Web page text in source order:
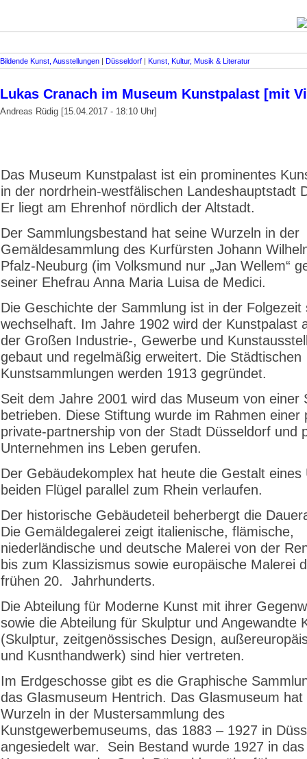
Bildende Kunst, Ausstellungen | Düsseldorf | Kunst, Kultur, Musik & Literatur
Lukas Cranach im Museum Kunstpalast [mit
Andreas Rüdig [15.04.2017 - 18:10 Uhr]
Das Museum Kunstpalast ist ein prominentes
in der nordrhein-westfälischen Landeshauptstadt
Er liegt am Ehrenhof nördlich der Altstadt.
Der Sammlungsbestand hat seine Wurzeln in der
Gemäldesammlung des Kurfürsten Johann
Pfalz-Neuburg (im Volksmund nur „Jan Wellem“
seiner Ehefrau Anna Maria Luisa de Medici.
Die Geschichte der Sammlung ist in der Folgezeit
wechselhaft. Im Jahre 1902 wird der Kunstpalast
der Großen Industrie-, Gewerbe und
gebaut und regelmäßig erweitert. Die Städtischen
Kunstsammlungen werden 1913 gegründet.
Seit dem Jahre 2001 wird das Museum von einer
betrieben. Diese Stiftung wurde im Rahmen einer
private-partnership von der Stadt Düsseldorf und
Unternehmen ins Leben gerufen.
Der Gebäudekomplex hat heute die Gestalt eines
beiden Flügel parallel zum Rhein verlaufen.
Der historische Gebäudeteil beherbergt die
Die Gemäldegalerei zeigt italienische, flämische,
niederländische und deutsche Malerei von der
bis zum Klassizismus sowie europäische Malerei
frühen 20. Jahrhunderts.
Die Abteilung für Moderne Kunst mit ihrer
sowie die Abteilung für Skulptur und Angewandte
(Skulptur, zeitgenössisches Design,
und Kusnthandwerk) sind hier vertreten.
Im Erdgeschosse gibt es die Graphische
das Glasmuseum Hentrich. Das Glasmuseum hat
Wurzeln in der Mustersammlung des
Kunstgewerbemuseums, das 1883 – 1927 in
angesiedelt war. Sein Bestand wurde 1927 in das